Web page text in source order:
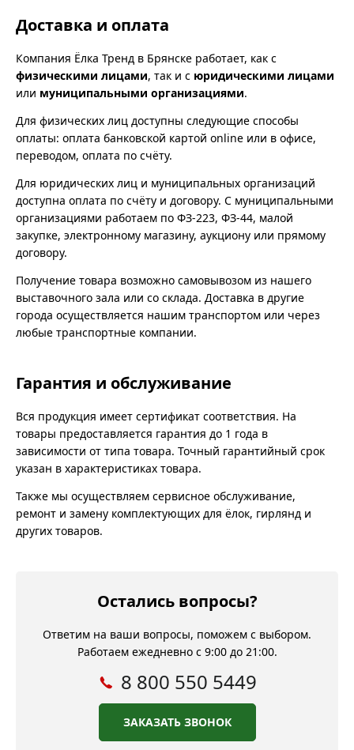
Доставка и оплата
Компания Ёлка Тренд в Брянске работает, как с
физическими лицами, так и с юридическими лицами
или муниципальными организациями.
Для физических лиц доступны следующие способы
оплаты: оплата банковской картой online или в офисе,
переводом, оплата по счёту.
Для юридических лиц и муниципальных организаций
доступна оплата по счёту и договору. С муниципальными
организациями работаем по ФЗ-223, ФЗ-44, малой
закупке, электронному магазину, аукциону или прямому
договору.
Получение товара возможно самовывозом из нашего
выставочного зала или со склада. Доставка в другие
города осуществляется нашим транспортом или через
любые транспортные компании.
Гарантия и обслуживание
Вся продукция имеет сертификат соответствия. На
товары предоставляется гарантия до 1 года в
зависимости от типа товара. Точный гарантийный срок
указан в характеристиках товара.
Также мы осуществляем сервисное обслуживание,
ремонт и замену комплектующих для ёлок, гирлянд и
других товаров.
Остались вопросы?
Ответим на ваши вопросы, поможем с выбором.
Работаем ежедневно с 9:00 до 21:00.
8 800 550 5449
ЗАКАЗАТЬ ЗВОНОК